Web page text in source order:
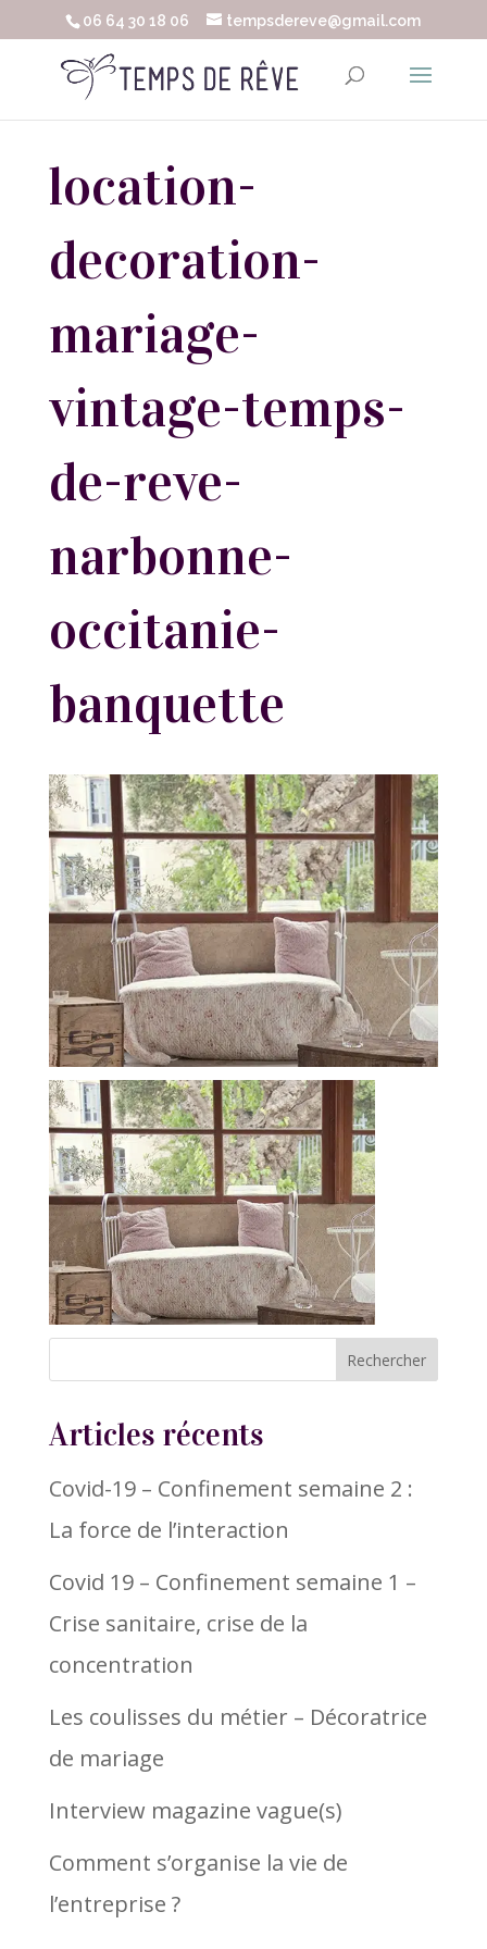
06 64 30 18 06 tempsdereve@gmail.com
location-
decoration-
mariage-
vintage-temps-
de-reve-
narbonne-
occitanie-
banquette
Articles récents
Covid-19 – Confinement semaine 2 :
La force de l’interaction
Covid 19 – Confinement semaine 1 –
Crise sanitaire, crise de la
concentration
Les coulisses du métier – Décoratrice
de mariage
Interview magazine vague(s)
Comment s’organise la vie de
l’entreprise ?